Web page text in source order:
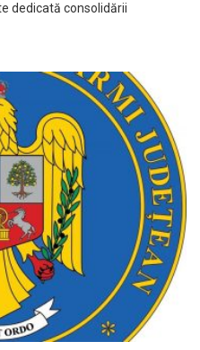
dedicată consolidării